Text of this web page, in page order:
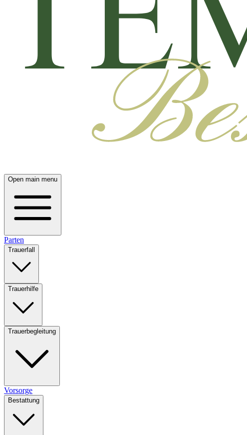
Open main menu
Parten
Trauerfall
Trauerhilfe
Trauerbegleitung
Vorsorge
Bestattung